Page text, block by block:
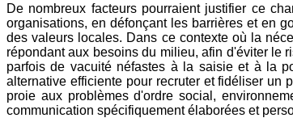
De nombreux facteurs pourraient justifier ce
organisations, en défonçant les barrières et en
des valeurs locales. Dans ce contexte où la
répondant aux besoins du milieu, afin d'éviter le
parfois de vacuité néfastes à la saisie et à la
alternative efficiente pour recruter et fidéliser un
proie aux problèmes d'ordre social,
communication spécifiquement élaborées et